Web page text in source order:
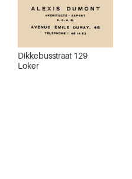
Dikkebusstraat 129
Loker